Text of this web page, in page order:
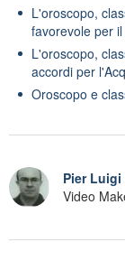
L'oroscopo,
favorevole per
L'oroscopo,
accordi per
Oroscopo e
Pier
Video